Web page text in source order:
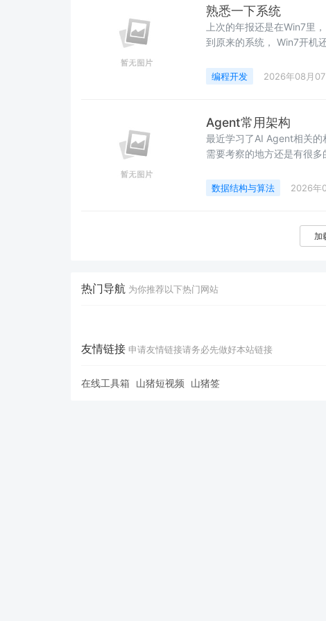
熟悉一下系统
上次的年报还是在Win7里
到原来的系统， Win7开机
项， 可以调整两个硬盘的
双系统会出现， 都是
编程开发 2026年08月07
Agent常用架构
最近学习了AI Agent相关
需要考察的地方还是有很
Hollis的AI课程。1、
一步进行
数据结构与算法 2026年
加
热门导航 为你推荐以下热门网站
友情链接 申请友情链接请务必先做好本站链接
在线工具箱 山猪短视频 山猪签